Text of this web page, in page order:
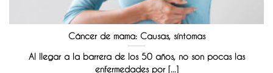
Cáncer de mama: Causas, síntomas
Al llegar a la barrera de los 50 años, no son pocas las
enfermedades por [...]